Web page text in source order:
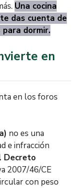
Una cocina
das cuenta de
dormir.
en
en los foros
no es una
e infracción
Decreto
2007/46/CE
con peso